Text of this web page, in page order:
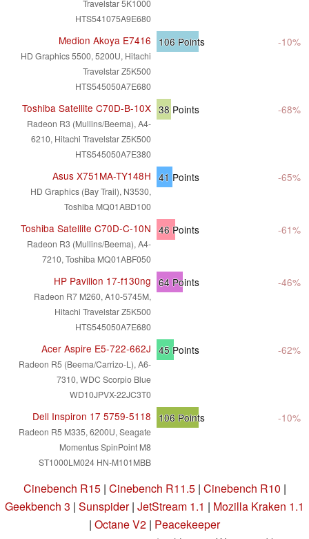
Travelstar 5K1000
HTS541075A9E680
Medion Akoya E7416
HD Graphics 5500, 5200U, Hitachi
Travelstar Z5K500
HTS545050A7E680
106 Points -10%
Toshiba Satellite C70D-B-10X
Radeon R3 (Mullins/Beema), A4-
6210, Hitachi Travelstar Z5K500
HTS545050A7E380
38 Points -68%
Asus X751MA-TY148H
HD Graphics (Bay Trail), N3530,
Toshiba MQ01ABD100
41 Points -65%
Toshiba Satellite C70D-C-10N
Radeon R3 (Mullins/Beema), A4-
7210, Toshiba MQ01ABF050
46 Points -61%
HP Pavilion 17-f130ng
Radeon R7 M260, A10-5745M,
Hitachi Travelstar Z5K500
HTS545050A7E680
64 Points -46%
Acer Aspire E5-722-662J
Radeon R5 (Beema/Carrizo-L), A6-
7310, WDC Scorpio Blue
WD10JPVX-22JC3T0
45 Points -62%
Dell Inspiron 17 5759-5118
Radeon R5 M335, 6200U, Seagate
Momentus SpinPoint M8
ST1000LM024 HN-M101MBB
106 Points -10%
Cinebench R15| Cinebench R11.5| Cinebench R10 |
Geekbench 3 | Sunspider| JetStream 1.1 | Mozilla Kraken 1.1
| Octane V2 | Peacekeeper